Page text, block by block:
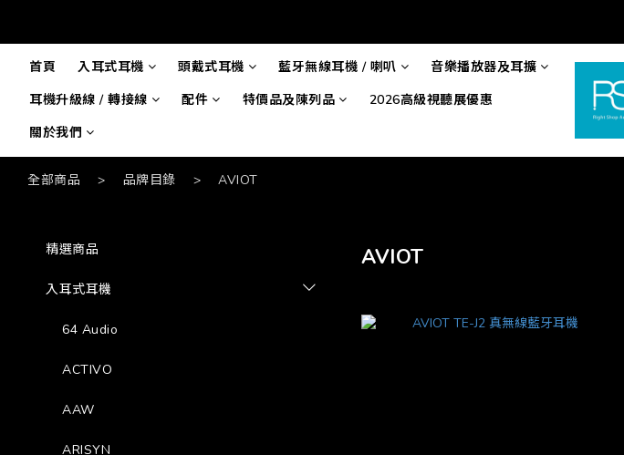
首頁 入耳式耳機 頭戴式耳機 藍牙無線耳機 / 喇叭
音樂播放器及耳擴
耳機升級線 / 轉接線
配件 特價品及陳列品
2026高級視聽展優惠
關於我們
全部商品 > 品牌目錄 > AVIOT
精選商品
入耳式耳機
64 Audio
ACTIVO
AAW
ARISYN
AVIOT